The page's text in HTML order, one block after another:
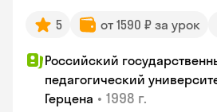
5 от 1590 ₽ за урок
Российский
педагогический
Герцена • 1998 г.